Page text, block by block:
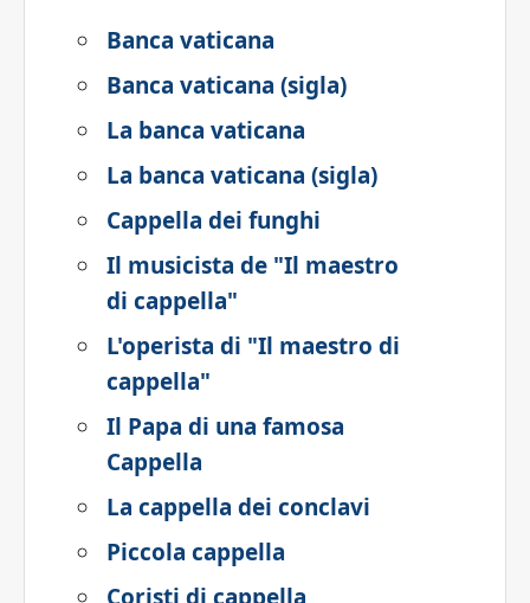
Banca vaticana
Banca vaticana (sigla)
La banca vaticana
La banca vaticana (sigla)
Cappella dei funghi
Il musicista de "Il maestro
di cappella"
L'operista di "Il maestro di
cappella"
Il Papa di una famosa
Cappella
La cappella dei conclavi
Piccola cappella